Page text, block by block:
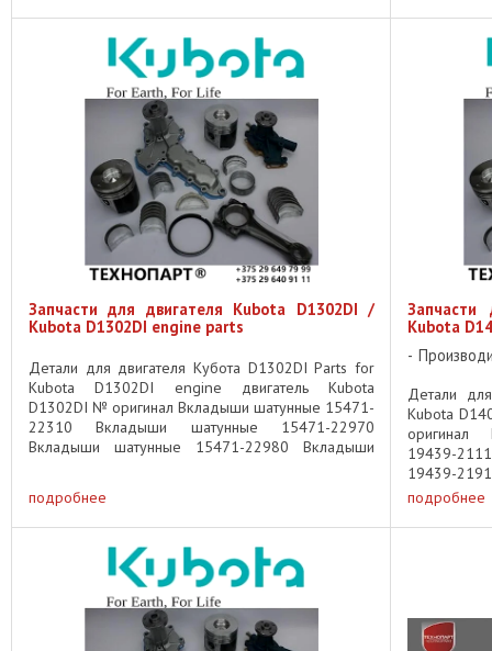
Запчасти для двигателя Kubota D1302DI /
Kubota D1302DI engine parts
Детали для двигателя Кубота D1302DI Parts for
Kubota D1302DI engine двигатель Kubota
D1302DI № оригинал Вкладыши шатунные 15471-
22310 Вкладыши шатунные 15471-22970
Вкладыши шатунные 15471-22980 Вкладыши
подробнее
Kubota
Детали
Kubota
19439-
19439-
Кольца
подробнее